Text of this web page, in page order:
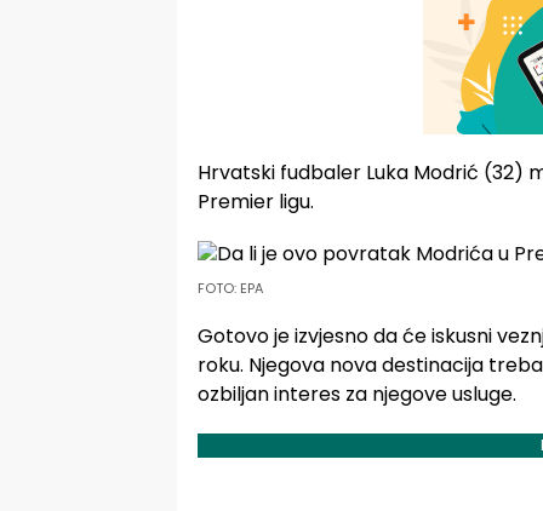
Hrvatski fudbaler Luka Modrić (32)
Premier ligu.
FOTO: EPA
Gotovo je izvjesno da će iskusni
roku. Njegova nova destinacija
ozbiljan interes za njegove usluge.